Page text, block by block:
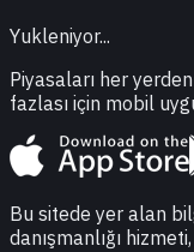
Yukleniyor...
Piyasaları her
fazlası için mobil
Bu sitede yer alan
danışmanlığı